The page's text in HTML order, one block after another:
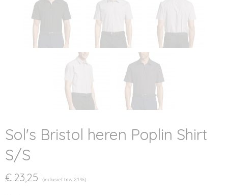
Sol's Bristol heren Poplin Shirt
S/S
€ 23,25 (inclusief btw 21%)